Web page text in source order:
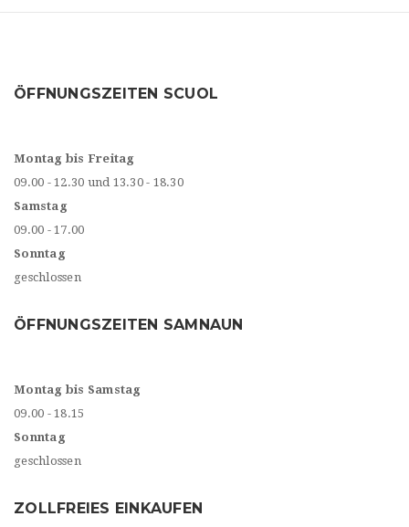
ÖFFNUNGSZEITEN SCUOL
Montag bis Freitag
09.00 - 12.30 und 13.30 - 18.30
Samstag
09.00 - 17.00
Sonntag
geschlossen
ÖFFNUNGSZEITEN SAMNAUN
Montag bis Samstag
09.00 - 18.15
Sonntag
geschlossen
ZOLLFREIES EINKAUFEN